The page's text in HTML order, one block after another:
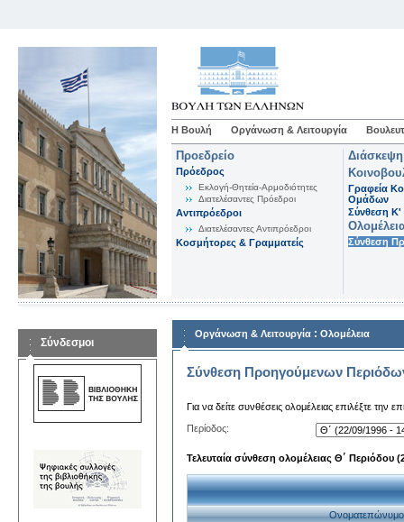
Η Βουλή Οργάνωση & Λειτουργία
Προεδρείο
Πρόεδρος
Εκλογή-Θητεία-Αρμοδιότητες
Διατελέσαντες Πρόεδροι
Αντιπρόεδροι
Διατελέσαντες Αντιπρόεδροι
Κοσμήτορες & Γραμματείς
Γραφεία
Ομάδων
Σύνθεση K'
Σύνθεση
Σύνδεσμοι
Οργάνωση & Λειτουργία : Ολομέλεια
Σύνθεση Προηγούμενων
Για να δείτε συνθέσεις ολομέλειας επιλέξτε την
Περίοδος:
Τελευταία σύνθεση ολομέλειας Θ΄ Περιόδου
Ονοματεπώνυμο